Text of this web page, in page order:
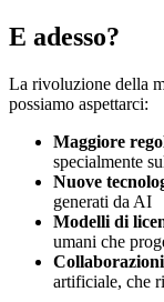
E adesso?
La rivoluzione della
possiamo aspettarci:
Maggiore
specialmente
Nuove
generati da AI
Modelli di
umani che
artificiale, che